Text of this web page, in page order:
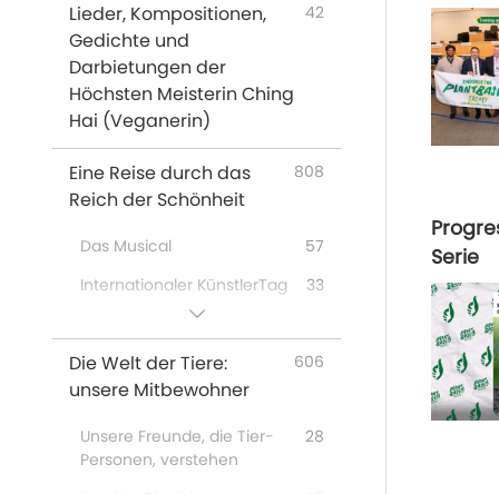
Aussagen von Prominenten
Tiere
Klimawandel
Zitate der Höchsten
Meisterin Ching Hai
61
Vegane Restaurants
weltweit
31
Anbieter veganer
Lebensmittel weltweit
Tierheime in aller Welt, die
Tiere vermitteln und nicht
töten
Venerated Enlightened
Lieder, Kompositionen,
Gedichte und
Darbietungen der
Höchsten Meisterin Ching
Hai (Veganerin)
42
Eine Reise durch das
Reich der Schönheit
808
Das Musical
57
Internationaler KünstlerTag
33
Eine besondere
Höchsten Meisterin Ching
Hai (Veganerin) und
Eine fröhliche Feier
Die Welt der Tiere:
unsere Mitbewohner
606
Unsere Freunde, die Tier-
Personen, verstehen
28
Serie